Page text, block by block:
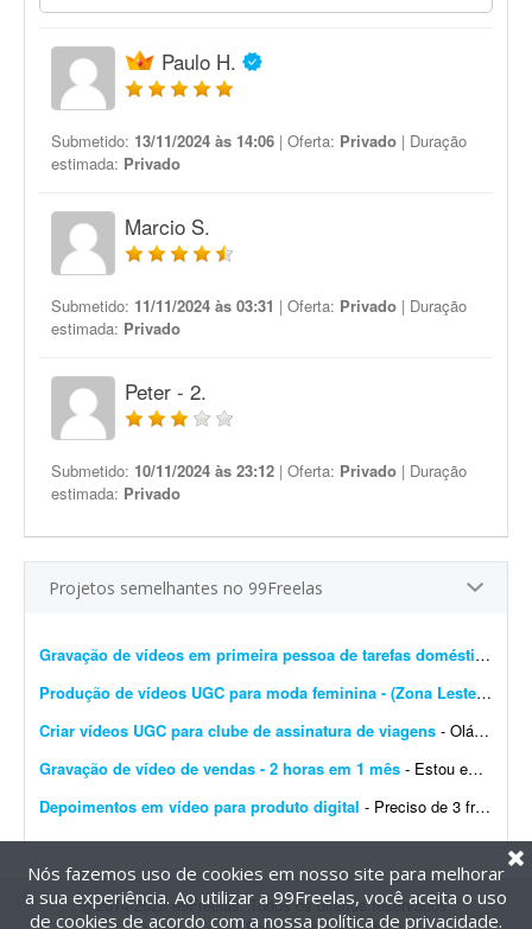
Paulo H.
Submetido: 13/11/2024 às 14:06 | Oferta: Privado | Duração
estimada: Privado
Marcio S.
Submetido: 11/11/2024 às 03:31 | Oferta: Privado | Duração
estimada: Privado
Peter - 2.
Submetido: 10/11/2024 às 23:12 | Oferta: Privado | Duração
estimada: Privado
Projetos semelhantes no 99Freelas
Gravação de vídeos em primeira pessoa de tarefas domésticas
Produção de vídeos UGC para moda feminina - (Zona Leste de SP)
Criar vídeos UGC para clube de assinatura de viagens - Olá! Tudo bem? Somos o Clube Férias Fácil, um clube de benefícios que ajuda as pessoas a viajarem mais por meio de uma assinatura. Os assinantes acumulam pontos todos o...
Gravação de vídeo de vendas - 2 horas em 1 mês - Estou em busca de uma pessoa para gravar um vídeo de vendas, com carga total de aproximadamente 2 horas de gravação, distribuídas ao longo de 1 mês. O trabalho &ea...
Depoimentos em vídeo para produto digital - Preciso de 3 freelas - 2 homens e 1 mulher para gravar depoimentos em vídeo (prova social) para produto digital. Depoimentos curtos de 20 a 30 segundos. Precisa ser natural; envio o roteiro....
@2014-2026 99Freelas. Todos os direitos reservados.
Nós fazemos uso de cookies em nosso site para melhorar
a sua experiência. Ao utilizar a 99Freelas, você aceita o uso
de cookies de acordo com a nossa política de privacidade.